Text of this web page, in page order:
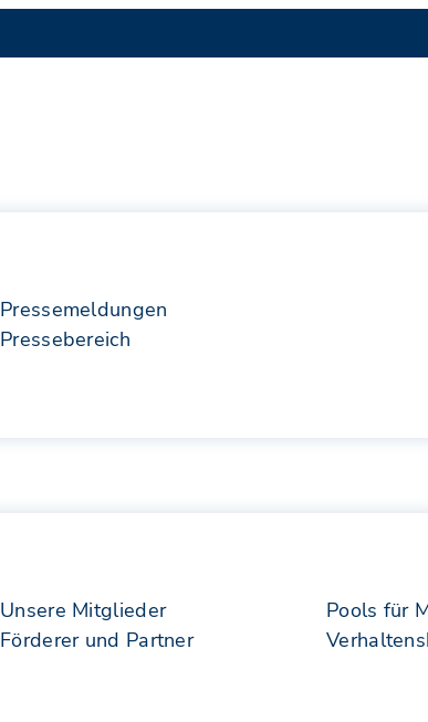
Pressemeldungen
Pressebereich
Unsere Mitglieder
Förderer und Partner
Pools für